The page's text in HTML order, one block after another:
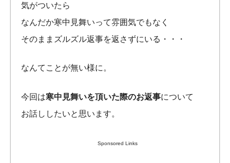
気がついたら
なんだか寒中見舞いって雰囲気でもなく
そのままズルズル返事を返さずにいる・・・
なんてことが無い様に。
今回は寒中見舞いを頂いた際のお返事について
お話ししたいと思います。
Sponsored Links